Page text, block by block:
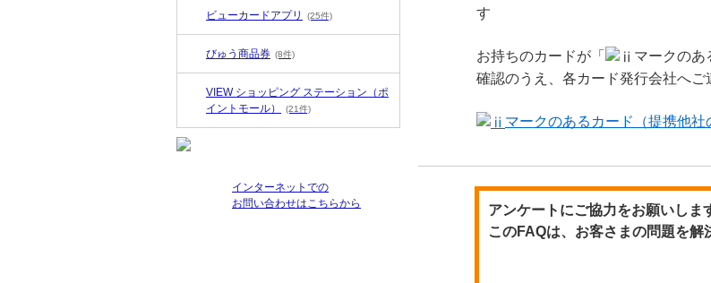
ビューカードアプリ (25件)
びゅう商品券 (8件)
VIEW ショッピング ステーション（ポ
イントモール）
(21件)
インターネットでの
お問い合わせはこちらから
す
お持ちのカードが「
マークのあ
確認のうえ、各カード発行会社へご
マークのあるカード（提携他社
アンケートにご協力をお願いしま
このFAQは、お客さまの問題を解